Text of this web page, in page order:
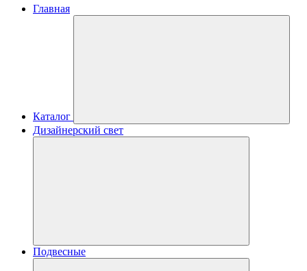
Главная
Каталог
Дизайнерский свет
Подвесные